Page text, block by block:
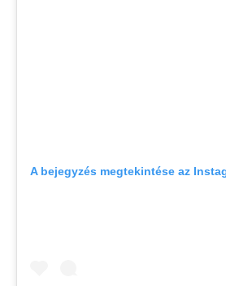
A bejegyzés megtekintése az